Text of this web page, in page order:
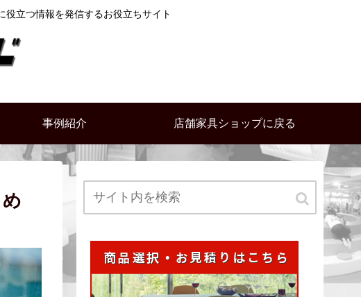
立つ情報を発信するお役立ちサイト
事例紹介 店舗家具ショップに戻る